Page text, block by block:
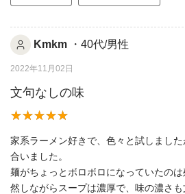
Kmkm ・40代/男性
2022年11月02日
文句なしの味
家系ラーメン好きで、色々と試しまし
合いました。
麺がちょっとボロボロになっていたのは
然しながらスープは濃厚で、味の濃さ